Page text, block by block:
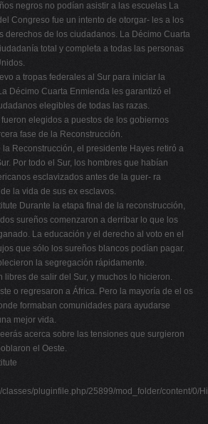
negros no podían asistir a las escuelas La
Congreso fue un intento de otorgar- les a los
derechos de los ciudadanos. La Décimo Cuarta
total y completa a todas las personas
a tropas federales al Sur para iniciar la
Décimo Cuarta Enmienda les garantizó el
elegibles de todas las razas.
elegidos a puestos de los gobiernos
fase de la Reconstrucción.
la Reconstrucción, el presidente Hayes retiró a
Por todo el Sur, los hombres que habían
esclavizados antes de la guer- ra
la vida de sus ex esclavos.
Durante la etapa final de la reconstrucción,
sureños comenzaron a derribar lo que los
La educación y el derecho al voto en el
que sólo los sureños blancos podían pagar.
la segregación rápidamente.
libres de salir del Sur, y muchos lo hicieron.
o regresaron a África. Pero la mayoría de el os
formaban comunidades para ayudarse
mejor vida.
acerca sobre las tensiones que surgieron
el Oeste.
classes/pluginfile.php/25899/mod_folder/content/